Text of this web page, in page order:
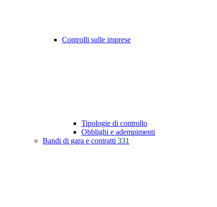
Controlli sulle imprese
Tipologie di controllo
Obblighi e adempimenti
Bandi di gara e contratti 331